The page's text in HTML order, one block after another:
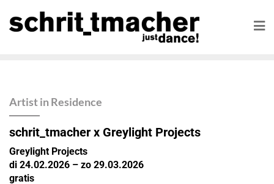
Artist in Residence
schrit_tmacher x Greylight Projects
Greylight Projects
di 24.02.2026 – zo 29.03.2026
gratis